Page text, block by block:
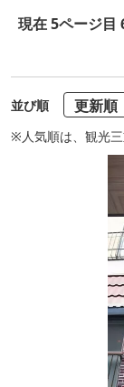
現在 5ページ目
並び順 更新順
※人気順は、観光